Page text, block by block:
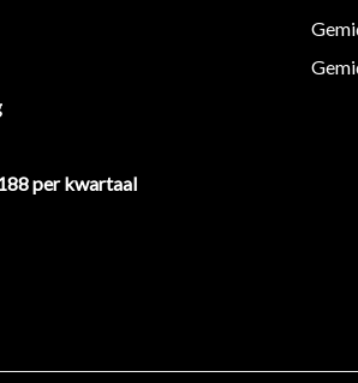
per kwartaal